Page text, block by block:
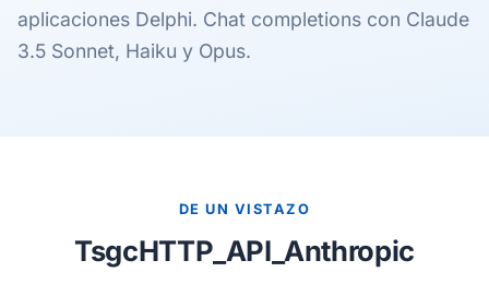
aplicaciones Delphi. Chat completions con Claude
3.5 Sonnet, Haiku y Opus.
DE UN VISTAZO
TsgcHTTP_API_Anthropic